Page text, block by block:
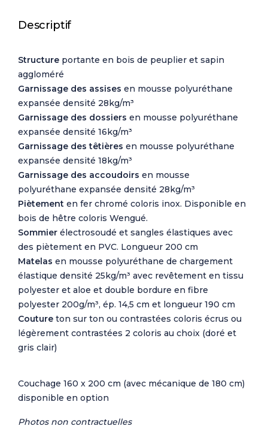
Descriptif
Structure portante en bois de peuplier et sapin
aggloméré
Garnissage des assises en mousse polyuréthane
expansée densité 28kg/m³
Garnissage des dossiers en mousse polyuréthane
expansée densité 16kg/m³
Garnissage des têtières en mousse polyuréthane
expansée densité 18kg/m³
Garnissage des accoudoirs en mousse
polyuréthane expansée densité 28kg/m³
Piètement en fer chromé coloris inox. Disponible en
bois de hêtre coloris Wengué.
Sommier électrosoudé et sangles élastiques avec
des piètement en PVC. Longueur 200 cm
Matelas en mousse polyuréthane de chargement
élastique densité 25kg/m³ avec revêtement en tissu
polyester et aloe et double bordure en fibre
polyester 200g/m³, ép. 14,5 cm et longueur 190 cm
Couture ton sur ton ou contrastées coloris écrus ou
légèrement contrastées 2 coloris au choix (doré et
gris clair)
Couchage 160 x 200 cm (avec mécanique de 180 cm)
disponible en option
Photos non contractuelles